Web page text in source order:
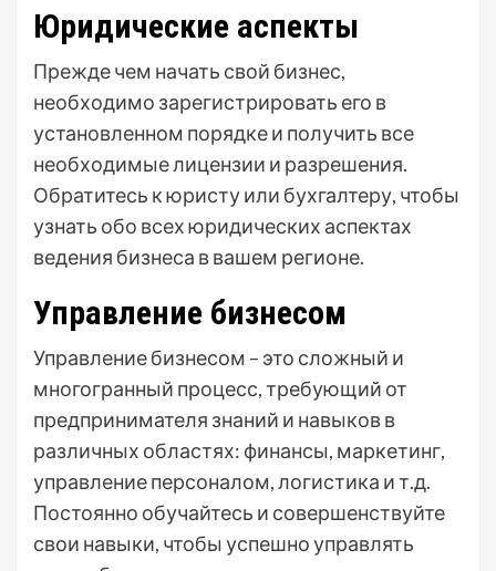
Юридические аспекты
Прежде чем начать свой бизнес,
необходимо зарегистрировать его в
установленном порядке и получить все
необходимые лицензии и разрешения.
Обратитесь к юристу или бухгалтеру, чтобы
узнать обо всех юридических аспектах
ведения бизнеса в вашем регионе.
Управление бизнесом
Управление бизнесом – это сложный и
многогранный процесс, требующий от
предпринимателя знаний и навыков в
различных областях: финансы, маркетинг,
управление персоналом, логистика и т.д.
Постоянно обучайтесь и совершенствуйте
свои навыки, чтобы успешно управлять